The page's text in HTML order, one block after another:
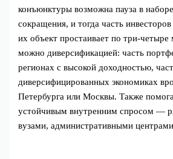
конъюнктуры возможна пауза в
сокращения, и тогда часть
их объект простаивает по
можно диверсификацией: часть
регионах с высокой доходностью,
диверсифицированных экономиках
Петербурга или Москвы. Также
устойчивым внутренним спросом —
вузами, административными